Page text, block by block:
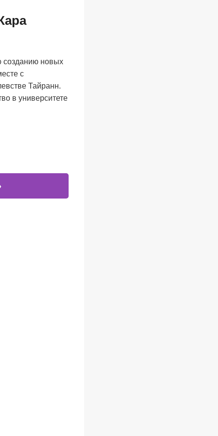
созданию новых
с
Тайранн.
в университете